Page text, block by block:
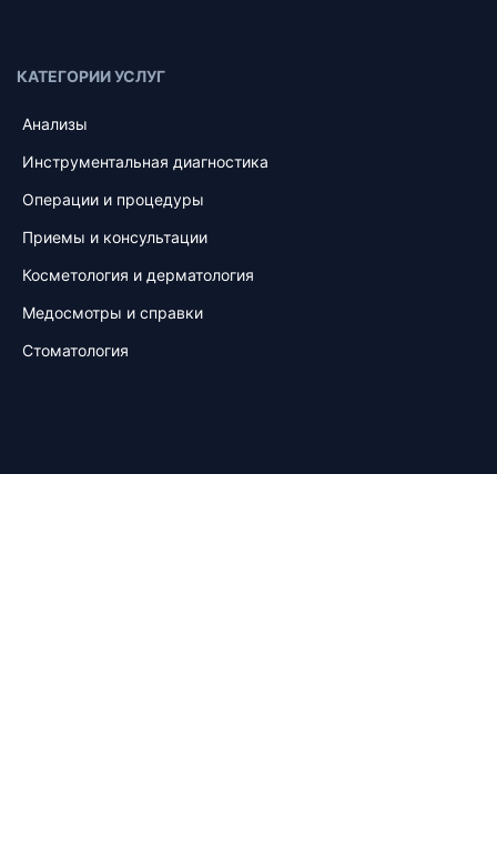
КАТЕГОРИИ УСЛУГ
Анализы
Инструментальная диагностика
Операции и процедуры
Приемы и консультации
Косметология и дерматология
Медосмотры и справки
Стоматология